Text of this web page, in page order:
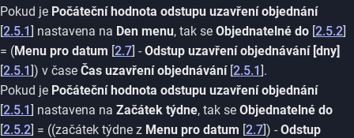
Pokud je Počáteční hodnota odstupu uzavření objednání
[2.5.1] nastavena na Den menu, tak se Objednatelné do [2.5.2]
= (Menu pro datum [2.7] - Odstup uzavření objednávání [dny]
[2.5.1]) v čase Čas uzavření objednávání[2.5.1].
Pokud je Počáteční hodnota odstupu uzavření objednání
[2.5.1] nastavena na Začátek týdne, tak se Objednatelné do
[2.5.2] = ((začátek týdne z Menu pro datum [2.7]) - Odstup